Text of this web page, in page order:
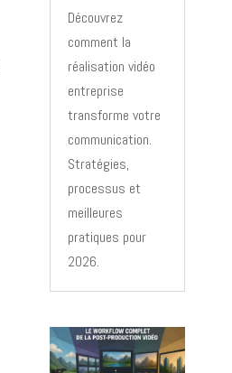
Découvrez
comment la
réalisation vidéo
entreprise
transforme votre
communication.
Stratégies,
processus et
meilleures
pratiques pour
2026.